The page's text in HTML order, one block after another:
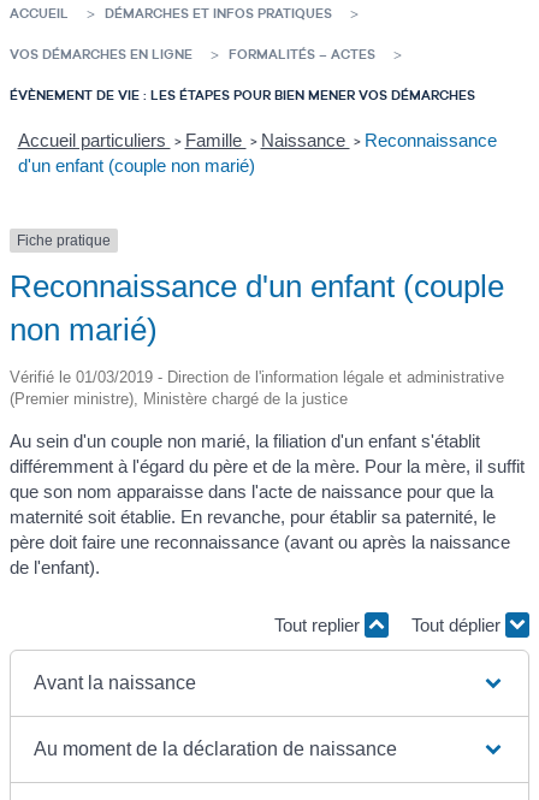
ACCUEIL DÉMARCHES ET INFOS PRATIQUES
VOS DÉMARCHES EN LIGNE FORMALITÉS – ACTES
ÉVÈNEMENT DE VIE : LES ÉTAPES POUR BIEN MENER VOS DÉMARCHES
Accueil particuliers > Famille > Naissance > Reconnaissance
d'un enfant (couple non marié)
Fiche pratique
Reconnaissance d'un enfant (couple
non marié)
Vérifié le 01/03/2019 - Direction de l'information légale et administrative
(Premier ministre), Ministère chargé de la justice
Au sein d'un couple non marié, la filiation d'un enfant s'établit
différemment à l'égard du père et de la mère. Pour la mère, il suffit
que son nom apparaisse dans l'acte de naissance pour que la
maternité soit établie. En revanche, pour établir sa paternité, le
père doit faire une reconnaissance (avant ou après la naissance
de l'enfant).
Tout replier Tout déplier
Avant la naissance
Au moment de la déclaration de naissance